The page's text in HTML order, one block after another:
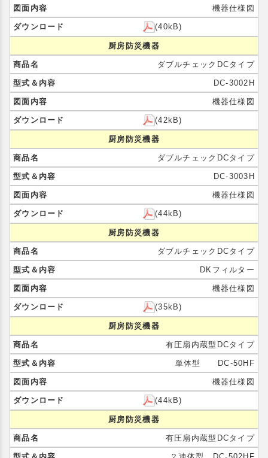
機器仕様図
(40kB)
厨房防災機器
ダブルチェックDCタイプ
DC-3002H
機器仕様図
(42kB)
厨房防災機器
ダブルチェックDCタイプ
DC-3003H
機器仕様図
(44kB)
厨房防災機器
ダブルチェックDCタイプ
DKフィルター
機器仕様図
(35kB)
厨房防災機器
有圧扇内蔵型DCタイプ
単体型 DC-50HF
機器仕様図
(44kB)
厨房防災機器
有圧扇内蔵型DCタイプ